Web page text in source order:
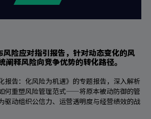
风险应对指引报告，针对动态变化的风
阐释风险向竞争优势的转化路径。
报告：化风险为机遇》的专题报告，深入解析
何重塑风险管理范式——将原本被动防御的管
驱动组织公信力、运营透明度与经营绩效的战